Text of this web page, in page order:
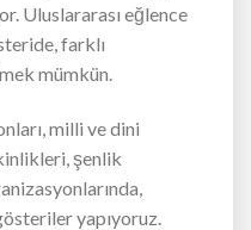
Uluslararası eğlence
farklı
mümkün.
milli ve dini
şenlik
yapıyoruz.